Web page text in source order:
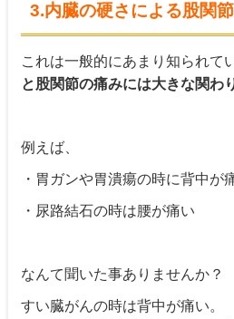
3.内臓の硬さによる股関
これは一般的にあまり知られて
と股関節の痛みには大きな関わ
例えば、
・胃ガンや胃潰瘍の時に背中が
・尿路結石の時は腰が痛い
なんて聞いた事ありませんか？
すい臓がんの時は背中が痛い。